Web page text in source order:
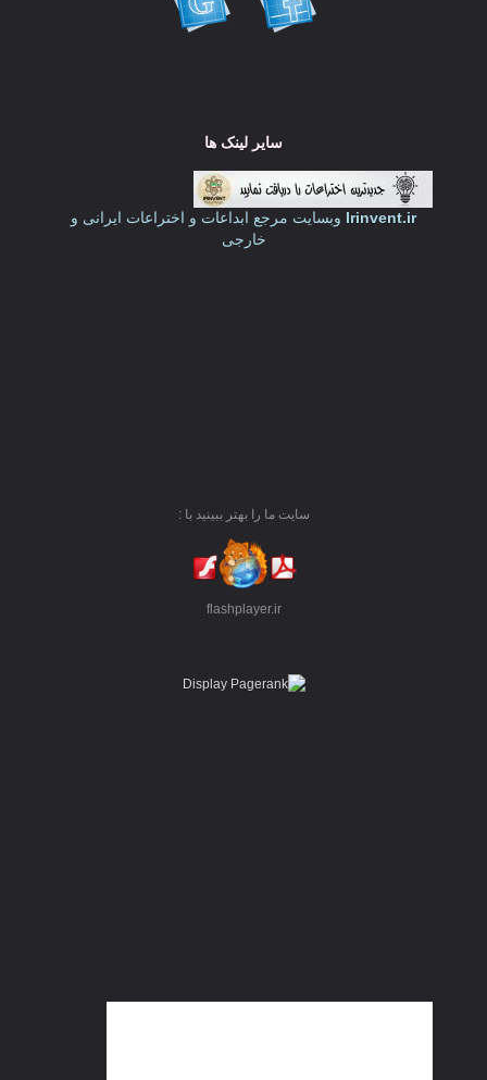
سایر لینک ها
Irinvent.irوبسایت مرجع ابداعات و اختراعات ایرانی و
خارجی
سایت ما را بهتر ببینید با :
flashplayer.ir